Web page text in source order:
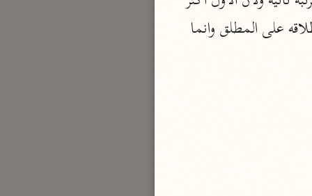
نحو مجلد
جامع البيان